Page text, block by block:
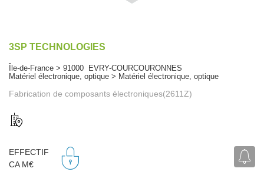
3SP TECHNOLOGIES
Île-de-France > 91000 EVRY-COURCOURONNES
Matériel électronique, optique > Matériel électronique, optique
Fabrication de composants électroniques(2611Z)
EFFECTIF
CA M€